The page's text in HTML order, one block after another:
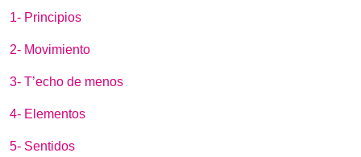
1- Principios
2- Movimiento
3- T’echo de menos
4- Elementos
5- Sentidos